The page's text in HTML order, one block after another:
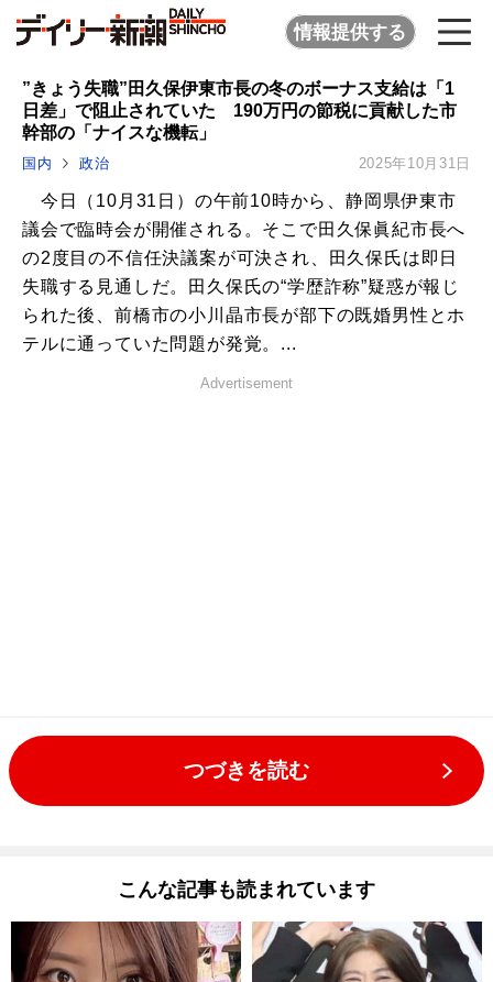
情報提供する
”きょう失職”田久保伊東市長の冬のボーナス支給は「1
日差」で阻止されていた 190万円の節税に貢献した市
幹部の「ナイスな機転」
国内 政治 2025年10月31日
今日（10月31日）の午前10時から、静岡県伊東市
議会で臨時会が開催される。そこで田久保眞紀市長へ
の2度目の不信任決議案が可決され、田久保氏は即日
失職する見通しだ。田久保氏の“学歴詐称”疑惑が報じ
られた後、前橋市の小川晶市長が部下の既婚男性とホ
テルに通っていた問題が発覚。...
Advertisement
つづきを読む
こんな記事も読まれています